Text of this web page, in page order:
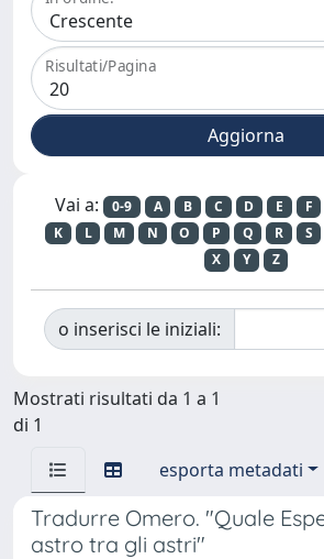
Risultati/Pagina
Vai a: 0-9 A B C D E F
K
L M N O P Q R S
X
Y Z
o inserisci le iniziali:
Mostrati risultati da 1 a 1
di 1
esporta metadati
Tradurre Omero. "Quale
astro tra gli astri"